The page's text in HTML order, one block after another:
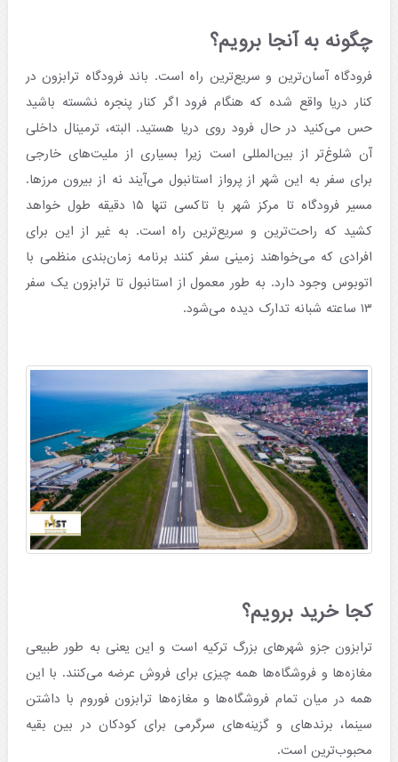
چگونه به آنجا برویم؟
فرودگاه آسان‌ترین و سریع‌ترین راه است. باند فرودگاه ترابزون در
کنار دریا واقع شده که هنگام فرود اگر کنار پنجره نشسته باشید
حس می‌کنید در حال فرود روی دریا هستید. البته، ترمینال داخلی
آن شلوغ‌تر از بین‌المللی است زیرا بسیاری از ملیت‌های خارجی
برای سفر به این شهر از پرواز استانبول می‌آیند نه از بیرون مرزها.
مسیر فرودگاه تا مرکز شهر با تاکسی تنها ۱۵ دقیقه طول خواهد
کشید که راحت‌ترین و سریع‌ترین راه است. به غیر از این برای
افرادی که می‌خواهند زمینی سفر کنند برنامه زمان‌بندی منظمی با
اتوبوس وجود دارد. به طور معمول از استانبول تا ترابزون یک سفر
۱۳ ساعته شبانه تدارک دیده می‌شود.
کجا خرید برویم؟
ترابزون جزو شهرهای بزرگ ترکیه است و این یعنی به طور طبیعی
مغازه‌ها و فروشگاه‌ها همه چیزی برای فروش عرضه می‌کنند. با این
همه در میان تمام فروشگاه‌ها و مغازه‌ها ترابزون فوروم با داشتن
سینما، برندهای و گزینه‌های سرگرمی برای کودکان در بین بقیه
محبوب‌ترین است.